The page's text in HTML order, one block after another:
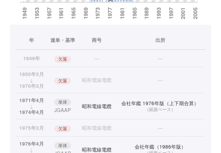
年 連単・基準 商号 出所
1949年 欠落 — —
1950年3月
↓
1970年3月
欠落 昭和電線電纜 —
1971年4月
↓
1974年4月
単体
JGAAP
昭和電線電纜 会社年鑑 1976年版（上下期合算）
（紙面ベース）
1975年3月 欠落 昭和電線電纜 —
1976年4月
↓
単体
昭和電線電纜 会社年鑑（1986年版）